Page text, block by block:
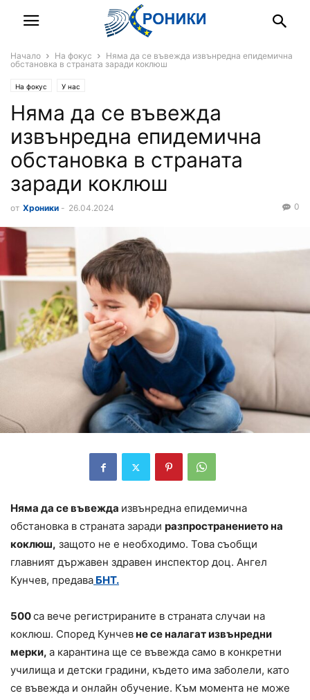
Начало На фокус
Няма да се въвежда извънредна епидемична
обстановка в страната заради коклюш
На фокус У нас
Няма да се въвежда
извънредна епидемична
обстановка в страната
заради коклюш
от Хроники - 26.04.2024 0
Няма да се въвежда извънредна епидемична
обстановка в страната заради разпространението на
коклюш, защото не е необходимо. Това съобщи
главният държавен здравен инспектор доц. Ангел
Кунчев, предава БНТ.
500са вече регистрираните в страната случаи на
коклюш. Според Кунчевне се налагат извънредни
мерки, а карантина ще се въвежда само в конкретни
училища и детски градини, където има заболели, като
се въвежда и онлайн обучение. Към момента не може